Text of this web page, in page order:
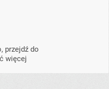
przejdź do
więcej